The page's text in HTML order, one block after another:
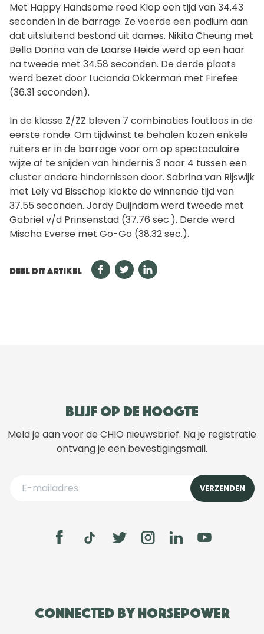
Met Happy Handsome reed Klop een tijd van 34.43
seconden in de barrage. Ze voerde een podium aan
dat uitsluitend bestond uit dames. Nikita Cheung met
Bella Donna van de Laarse Heide werd op een haar
na tweede met 34.58 seconden. De derde plaats
werd bezet door Lucianda Okkerman met Firefee
(36.31 seconden).
In de klasse Z/ZZ bleven 7 combinaties foutloos in de
eerste ronde. Om tijdwinst te behalen kozen enkele
ruiters er in de barrage voor om op spectaculaire
wijze af te snijden van hindernis 3 naar 4 tussen een
cluster andere hindernissen door. Sabrina van Rijswijk
met Lely vd Bisschop klokte de winnende tijd van
37.55 seconden. Jordy Duijndam werd tweede met
Gabriel v/d Prinsenstad (37.76 sec.). Derde werd
Mischa Everse met Go-Go (38.32 sec.).
DEEL DIT ARTIKEL
Blijf op de hoogte
Meld je aan voor de CHIO nieuwsbrief. Na je registratie
ontvang je een bevestigingsmail.
Connected by Horsepower